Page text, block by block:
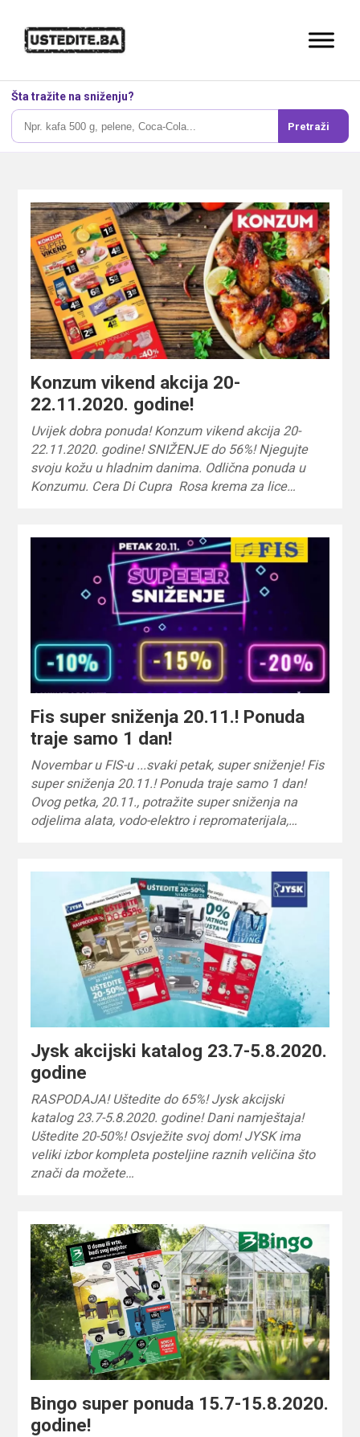
Šta tražite na sniženju?
Pretraži
Konzum vikend akcija 20-
22.11.2020. godine!
Uvijek dobra ponuda! Konzum vikend akcija 20-
22.11.2020. godine! SNIŽENJE do 56%! Njegujte
svoju kožu u hladnim danima. Odlična ponuda u
Konzumu. Cera Di Cupra Rosa krema za lice…
Fis super sniženja 20.11.! Ponuda
traje samo 1 dan!
Novembar u FIS-u .️..svaki petak, super sniženje! Fis
super sniženja 20.11.! Ponuda traje samo 1 dan!
Ovog petka, 20.11., potražite super sniženja na
odjelima alata, vodo-elektro i repromaterijala,…
Jysk akcijski katalog 23.7-5.8.2020.
godine
RASPODAJA! Uštedite do 65%! Jysk akcijski
katalog 23.7-5.8.2020. godine! Dani namještaja!
Uštedite 20-50%! Osvježite svoj dom! JYSK ima
veliki izbor kompleta posteljine raznih veličina što
znači da možete…
Bingo super ponuda 15.7-15.8.2020.
godine!